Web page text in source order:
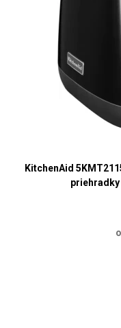
KitchenAid
priehradky